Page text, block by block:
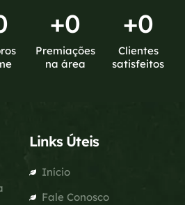
+0
Premiações
na área
+0
Clientes
satisfeitos
Links Úteis
Início
Fale Conosco